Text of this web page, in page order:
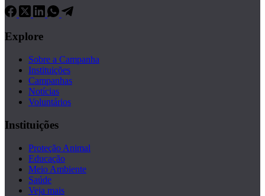
Explore
Sobre a Campanha
Instituições
Campanhas
Notícias
Voluntários
Instituições
Proteção Animal
Educação
Meio Ambiente
Saúde
Veja mais